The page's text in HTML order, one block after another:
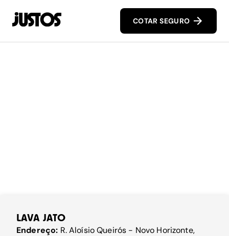
COTAR SEGURO
LAVA JATO
Endereço: R. Aloísio Queirós - Novo Horizonte,